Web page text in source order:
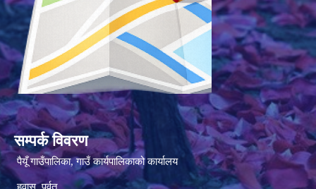
सम्पर्क विवरण
पैयूँ गाउँपालिका, गाउँ कार्यपालिकाको कार्यालय